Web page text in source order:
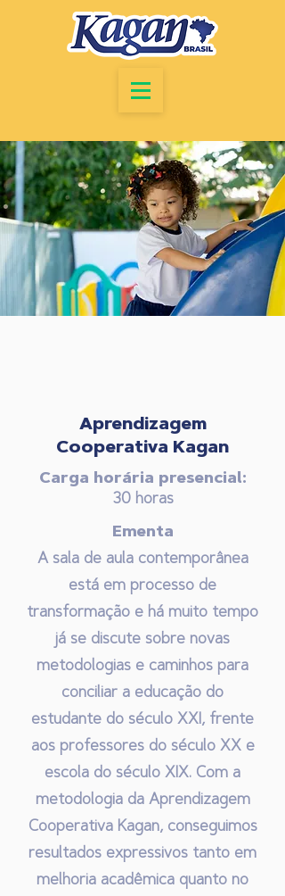
Aprendizagem
Cooperativa Kagan
Carga horária presencial:
30 horas
Ementa
A sala de aula contemporânea
está em processo de
transformação e há muito tempo
já se discute sobre novas
metodologias e caminhos para
conciliar a educação do
estudante do século XXI, frente
aos professores do século XX e
escola do século XIX. Com a
metodologia da Aprendizagem
Cooperativa Kagan, conseguimos
resultados expressivos tanto em
melhoria acadêmica quanto no